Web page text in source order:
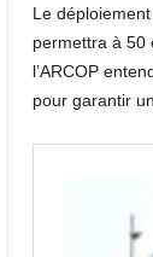
Le
permettra à 50
l’ARCOP
pour garantir